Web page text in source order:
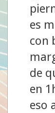
es
con
de
en
eso